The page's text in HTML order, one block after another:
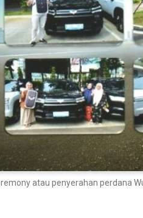
atau penyerahan perdana